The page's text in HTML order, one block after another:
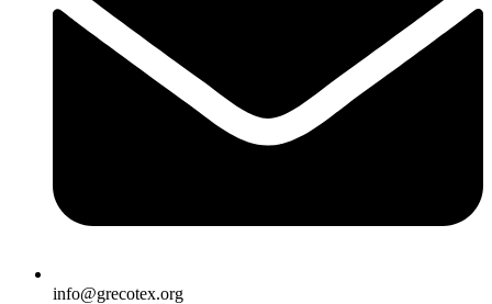
info@grecotex.org